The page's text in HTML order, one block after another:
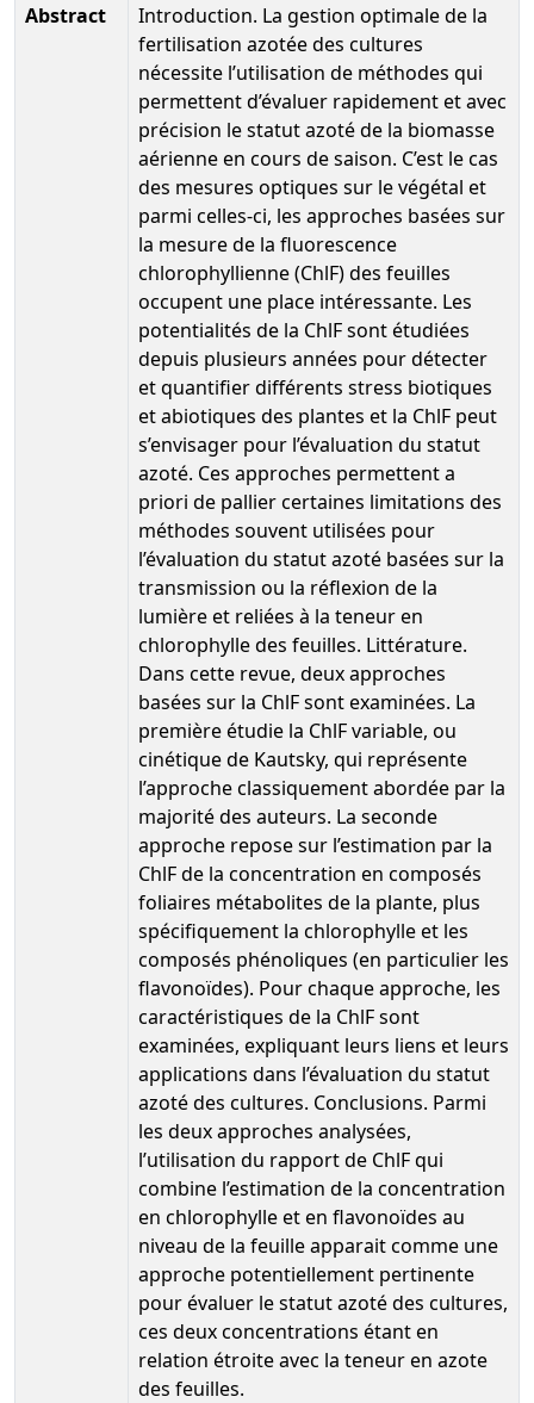
Abstract
Introduction. La gestion optimale de la
fertilisation azotée des cultures
nécessite l’utilisation de méthodes qui
permettent d’évaluer rapidement et avec
précision le statut azoté de la biomasse
aérienne en cours de saison. C’est le cas
des mesures optiques sur le végétal et
parmi celles-ci, les approches basées sur
la mesure de la fluorescence
chlorophyllienne (ChlF) des feuilles
occupent une place intéressante. Les
potentialités de la ChlF sont étudiées
depuis plusieurs années pour détecter
et quantifier différents stress biotiques
et abiotiques des plantes et la ChlF peut
s’envisager pour l’évaluation du statut
azoté. Ces approches permettent a
priori de pallier certaines limitations des
méthodes souvent utilisées pour
l’évaluation du statut azoté basées sur la
transmission ou la réflexion de la
lumière et reliées à la teneur en
chlorophylle des feuilles. Littérature.
Dans cette revue, deux approches
basées sur la ChlF sont examinées. La
première étudie la ChlF variable, ou
cinétique de Kautsky, qui représente
l’approche classiquement abordée par la
majorité des auteurs. La seconde
approche repose sur l’estimation par la
ChlF de la concentration en composés
foliaires métabolites de la plante, plus
spécifiquement la chlorophylle et les
composés phénoliques (en particulier les
flavonoïdes). Pour chaque approche, les
caractéristiques de la ChlF sont
examinées, expliquant leurs liens et leurs
applications dans l’évaluation du statut
azoté des cultures. Conclusions. Parmi
les deux approches analysées,
l’utilisation du rapport de ChlF qui
combine l’estimation de la concentration
en chlorophylle et en flavonoïdes au
niveau de la feuille apparait comme une
approche potentiellement pertinente
pour évaluer le statut azoté des cultures,
ces deux concentrations étant en
relation étroite avec la teneur en azote
des feuilles.